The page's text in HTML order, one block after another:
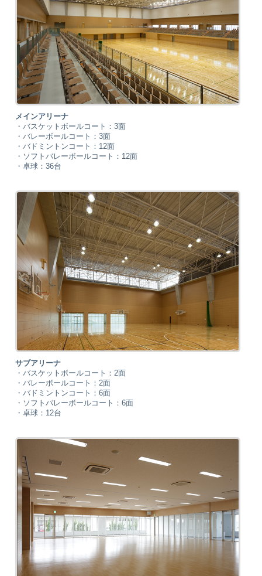
メインアリーナ
・バスケットボールコート：3面
・バレーボールコート：3面
・バドミントンコート：12面
・ソフトバレーボールコート：12面
・卓球：36台
サブアリーナ
・バスケットボールコート：2面
・バレーボールコート：2面
・バドミントンコート：6面
・ソフトバレーボールコート：6面
・卓球：12台